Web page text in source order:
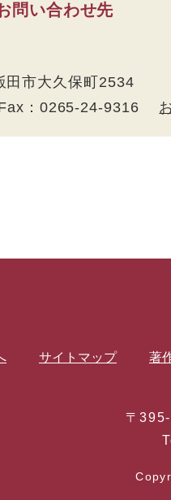
問い合わせ先
市大久保町2534
：0265-24-9316
サイトマップ 著
〒